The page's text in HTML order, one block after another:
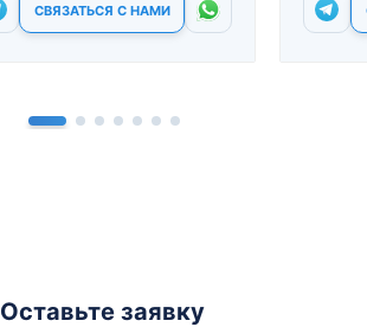
СВЯЗАТЬСЯ С НАМИ
Оставьте заявку